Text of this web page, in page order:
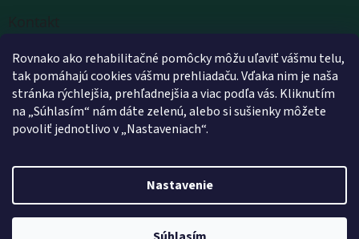
Rovnako ako rehabilitačné pomôcky môžu uľaviť vášmu telu,
tak pomáhajú cookies vášmu prehliadaču. Vďaka nim je naša
stránka rýchlejšia, prehľadnejšia a viac podľa vás. Kliknutím
na „Súhlasím“ nám dáte zelenú, alebo si sušienky môžete
povoliť jednotlivo v „Nastaveniach“.
Nastavenie
INFO@WELLEA.SK
+420 800 200 900
+420 602 112 602
FACEBOOK
Vytvoril Shoptet